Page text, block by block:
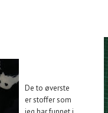
De to øverste
er stoffer som